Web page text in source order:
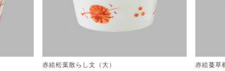
赤絵松葉散らし文（大）
赤絵蔓草